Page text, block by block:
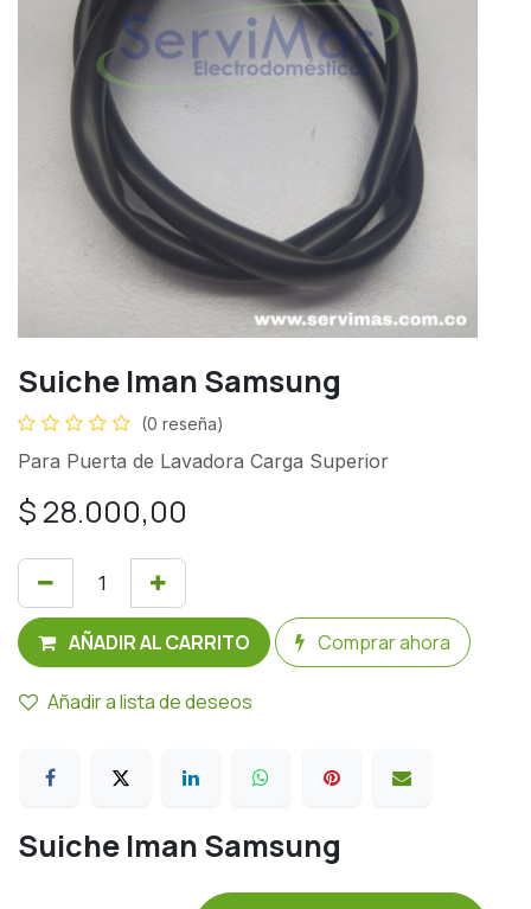
Suiche Iman Samsung
(0 reseña)
Para Puerta de Lavadora Carga Superior
$ 28.000,00
AÑADIR AL CARRITO Comprar ahora
Añadir a lista de deseos
Suiche Iman Samsung